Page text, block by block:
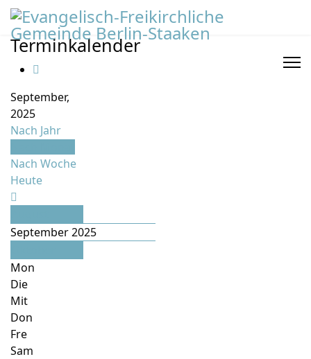
Terminkalender
September,
2025
Nach Jahr
Nach Woche
Heute
September 2025
Mon
Die
Mit
Don
Fre
Sam